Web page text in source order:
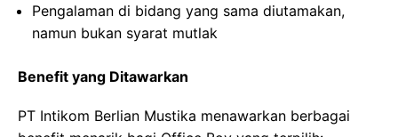
Pengalaman di bidang yang sama diutamakan,
namun bukan syarat mutlak
Benefit yang Ditawarkan
PT Intikom Berlian Mustika menawarkan berbagai